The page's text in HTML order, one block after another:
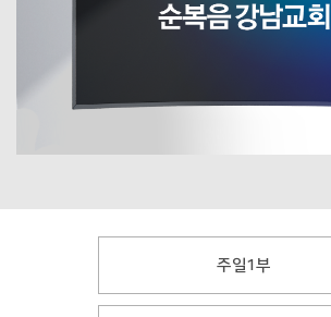
주일1부